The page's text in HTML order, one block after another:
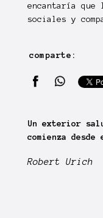
encantaría que
sociales y
comparte:
Un exterior
comienza
Robert Urich